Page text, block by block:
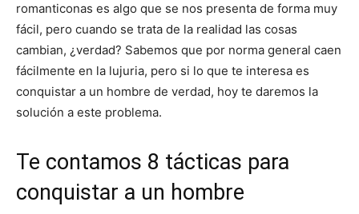
romanticonas es algo que se nos presenta de forma muy
fácil, pero cuando se trata de la realidad las cosas
cambian, ¿verdad? Sabemos que por norma general caen
fácilmente en la lujuria, pero si lo que te interesa es
conquistar a un hombre de verdad, hoy te daremos la
solución a este problema.
Te contamos 8 tácticas para
conquistar a un hombre